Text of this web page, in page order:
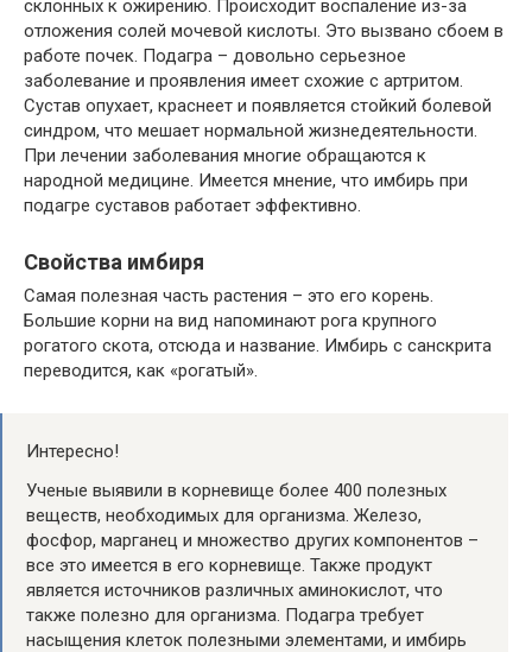
склонных к ожирению. Происходит воспаление из-за
отложения солей мочевой кислоты. Это вызвано сбоем в
работе почек. Подагра – довольно серьезное
заболевание и проявления имеет схожие с артритом.
Сустав опухает, краснеет и появляется стойкий болевой
синдром, что мешает нормальной жизнедеятельности.
При лечении заболевания многие обращаются к
народной медицине. Имеется мнение, что имбирь при
подагре суставов работает эффективно.
Свойства имбиря
Самая полезная часть растения – это его корень.
Большие корни на вид напоминают рога крупного
рогатого скота, отсюда и название. Имбирь с санскрита
переводится, как «рогатый».
Интересно!
Ученые выявили в корневище более 400 полезных
веществ, необходимых для организма. Железо,
фосфор, марганец и множество других компонентов –
все это имеется в его корневище. Также продукт
является источников различных аминокислот, что
также полезно для организма. Подагра требует
насыщения клеток полезными элементами, и имбирь